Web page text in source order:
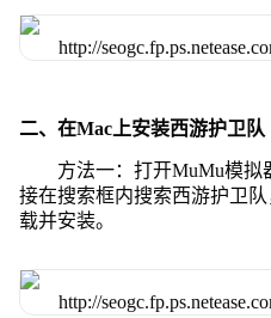
二、在Mac上安装西游护卫队
方法一：打开MuMu模拟
接在搜索框内搜索西游护卫
载并安装。